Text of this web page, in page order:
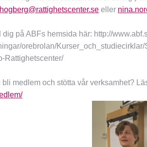
eller
dig på ABFs hemsida här: http://
orebrolan/
Rattighetscenter/
medlem och stötta vår verksamhet?